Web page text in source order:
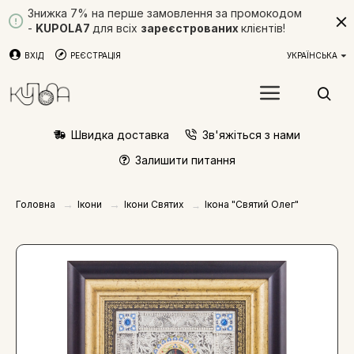
Знижка 7% на перше замовлення за промокодом
- KUPOLA7 для всіх зареєстрованих клієнтів!
ВХІД РЕЄСТРАЦІЯ УКРАЇНСЬКА
Швидка доставка
Зв'яжіться з нами
Залишити питання
Головна Ікони Ікони Святих Ікона "Святий Олег"